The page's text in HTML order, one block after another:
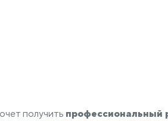
получить профессиональный